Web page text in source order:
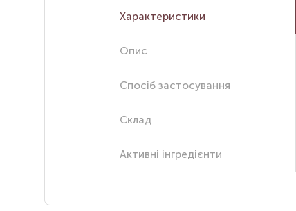
Характеристики
Опис
Спосіб застосування
Склад
Активні інгредієнти